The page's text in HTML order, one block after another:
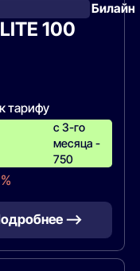
Билайн
100
тарифу
с 3-го
месяца -
750
—>